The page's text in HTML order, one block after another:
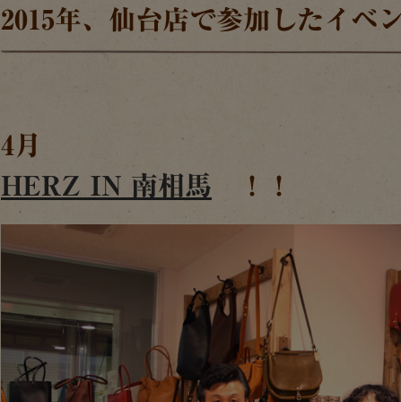
2015年、仙台店で参加したイベ
4月
HERZ IN 南相馬 ！！